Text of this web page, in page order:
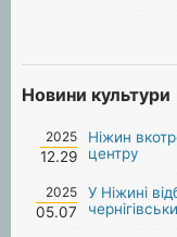
Новини культури
2025
12.29
Ніжин
центру
2025
05.07
У Ніжині